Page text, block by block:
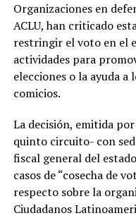
Organizaciones en
ACLU, han criticado
restringir el voto en el
actividades para
elecciones o la ayuda
comicios.
La decisión, emitida
quinto circuito- con
fiscal general del
casos de “cosecha de
respecto sobre la
Ciudadanos